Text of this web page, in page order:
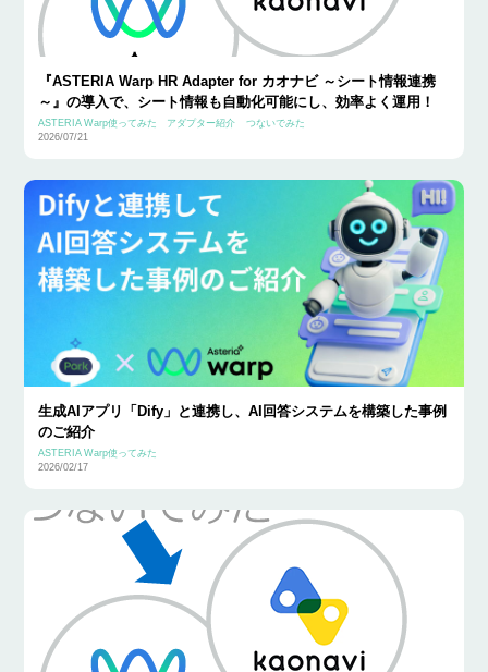
『ASTERIA Warp HR Adapter for カオナビ ～シート情報連携
～』の導入で、シート情報も自動化可能にし、効率よく運用！
ASTERIA Warp使ってみた アダプター紹介
つないでみた
2026/07/21
生成AIアプリ「Dify」と連携し、AI回答システムを構築した事例
のご紹介
ASTERIA Warp使ってみた
2026/02/17